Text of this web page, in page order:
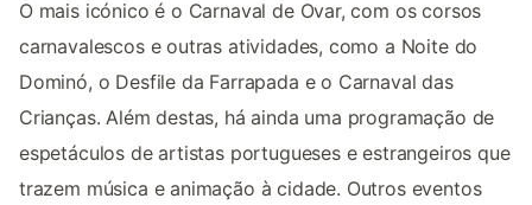
O mais icónico é o Carnaval de Ovar, com os corsos
carnavalescos e outras atividades, como a Noite do
Dominó, o Desfile da Farrapada e o Carnaval das
Crianças. Além destas, há ainda uma programação de
espetáculos de artistas portugueses e estrangeiros que
trazem música e animação à cidade. Outros eventos